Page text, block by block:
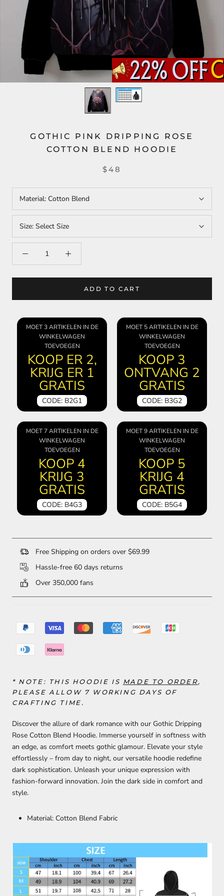
GOTHIC PINK DRIPPING ROSE
COTTON BLEND HOODIE
$48
Material: Cotton Blend
Size: Select Size
ADD TO CART
MOET 3 ARTIKELEN IN DE
WINKELWAGEN
TOEVOEGEN
KOOP ER 2,
KRIJG ER 1
GRATIS
CODE: B2G1
MOET 5 ARTIKELEN IN DE
WINKELWAGEN
TOEVOEGEN
KOOP 3
ONTVANG 2
GRATIS
CODE: B3G2
MOET 7 ARTIKELEN IN DE
WINKELWAGEN
TOEVOEGEN
KOOP 4
KRIJG 3
GRATIS
CODE: B4G3
MOET 9 ARTIKELEN IN DE
WINKELWAGEN
TOEVOEGEN
KOOP 5
KRIJG 4
GRATIS
CODE: B5G4
Free Shipping on orders over $69.99
Hassle-free 60 days returns
Over 350,000 fans
* NOTE: THIS HOODIE IS MADE TO ORDER,
PLEASE ALLOW 7 WORKING DAYS OF
CRAFTING TIME.
Discover the allure of dark romance with our Gothic Dripping
Rose Cotton Blend Hoodie. Immerse yourself in softness with
an edge, as comfort meets gothic glamour. Elevate your style
effortlessly – from day to night, our versatile hoodie redefine
dark sophistication. Unleash your unique expression with
fashion-forward innovation. Join the dark side in comfort and
style.
Material: Cotton Blend Fabric